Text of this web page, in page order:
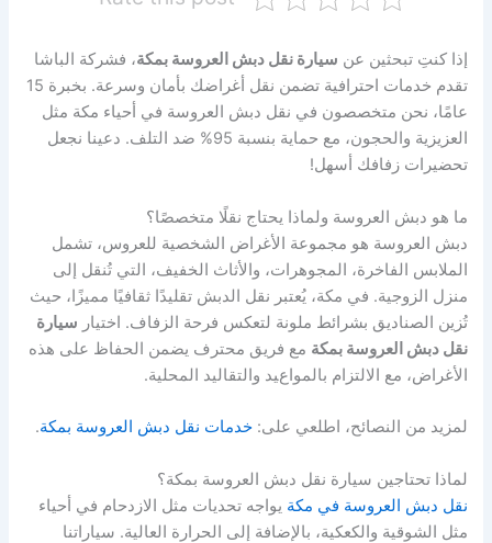
إذا كنتِ تبحثين عن سيارة نقل دبش العروسة بمكة، فشركة الباشا
تقدم خدمات احترافية تضمن نقل أغراضك بأمان وسرعة. بخبرة 15
عامًا، نحن متخصصون في نقل دبش العروسة في أحياء مكة مثل
العزيزية والحجون، مع حماية بنسبة 95% ضد التلف. دعينا نجعل
تحضيرات زفافك أسهل!
ما هو دبش العروسة ولماذا يحتاج نقلًا متخصصًا؟
دبش العروسة هو مجموعة الأغراض الشخصية للعروس، تشمل
الملابس الفاخرة، المجوهرات، والأثاث الخفيف، التي تُنقل إلى
منزل الزوجية. في مكة، يُعتبر نقل الدبش تقليدًا ثقافيًا مميزًا، حيث
تُزين الصناديق بشرائط ملونة لتعكس فرحة الزفاف. اختيار سيارة
نقل دبش العروسة بمكة مع فريق محترف يضمن الحفاظ على هذه
الأغراض، مع الالتزام بالمواعيد والتقاليد المحلية.
لمزيد من النصائح، اطلعي على:خدمات نقل دبش العروسة بمكة.
لماذا تحتاجين سيارة نقل دبش العروسة بمكة؟
نقل دبش العروسة في مكة يواجه تحديات مثل الازدحام في أحياء
مثل الشوقية والكعكية، بالإضافة إلى الحرارة العالية. سياراتنا